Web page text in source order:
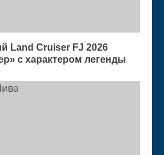
Land Cruiser FJ 2026
с характером легенды